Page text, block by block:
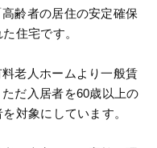
高齢者の居住の安定確保
住宅です。
老人ホームより一般賃
だ入居者を60歳以上の
対象にしています。